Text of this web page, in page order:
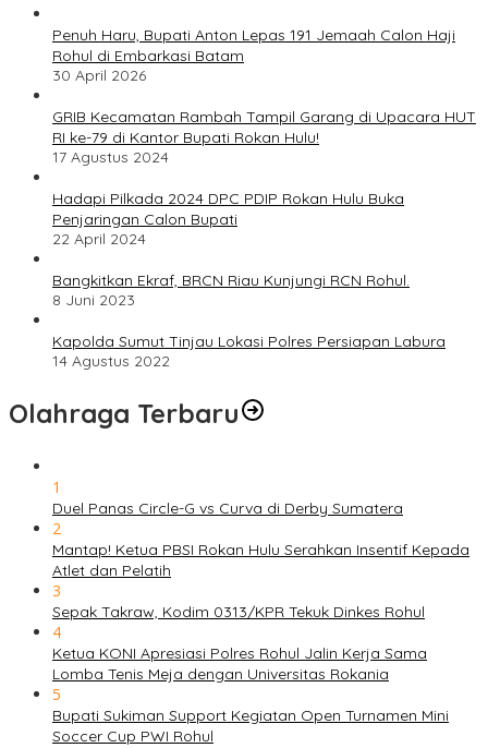
Penuh Haru, Bupati Anton Lepas 191 Jemaah Calon Haji
Rohul di Embarkasi Batam
30 April 2026
GRIB Kecamatan Rambah Tampil Garang di Upacara HUT
RI ke-79 di Kantor Bupati Rokan Hulu!
17 Agustus 2024
Hadapi Pilkada 2024 DPC PDIP Rokan Hulu Buka
Penjaringan Calon Bupati
22 April 2024
Bangkitkan Ekraf, BRCN Riau Kunjungi RCN Rohul.
8 Juni 2023
Kapolda Sumut Tinjau Lokasi Polres Persiapan Labura
14 Agustus 2022
Olahraga Terbaru
1
Duel Panas Circle-G vs Curva di Derby Sumatera
2
Mantap! Ketua PBSI Rokan Hulu Serahkan Insentif Kepada
Atlet dan Pelatih
3
Sepak Takraw, Kodim 0313/KPR Tekuk Dinkes Rohul
4
Ketua KONI Apresiasi Polres Rohul Jalin Kerja Sama
Lomba Tenis Meja dengan Universitas Rokania
5
Bupati Sukiman Support Kegiatan Open Turnamen Mini
Soccer Cup PWI Rohul